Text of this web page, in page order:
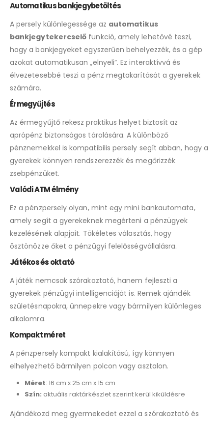
Automatikus bankjegybetöltés
A persely különlegessége az automatikus
bankjegytekercselő funkció, amely lehetővé teszi,
hogy a bankjegyeket egyszerűen behelyezzék, és a gép
azokat automatikusan „elnyeli”. Ez interaktívvá és
élvezetesebbé teszi a pénz megtakarítását a gyerekek
számára.
Érmegyűjtés
Az érmegyűjtő rekesz praktikus helyet biztosít az
aprópénz biztonságos tárolására. A különböző
pénznemekkel is kompatibilis persely segít abban, hogy a
gyerekek könnyen rendszerezzék és megőrizzék
zsebpénzüket.
Valódi ATM élmény
Ez a pénzpersely olyan, mint egy mini bankautomata,
amely segít a gyerekeknek megérteni a pénzügyek
kezelésének alapjait. Tökéletes választás, hogy
ösztönözze őket a pénzügyi felelősségvállalásra.
Játékos és oktató
A játék nemcsak szórakoztató, hanem fejleszti a
gyerekek pénzügyi intelligenciáját is. Remek ajándék
születésnapokra, ünnepekre vagy bármilyen különleges
alkalomra.
Kompakt méret
A pénzpersely kompakt kialakítású, így könnyen
elhelyezhető bármilyen polcon vagy asztalon.
Méret: 16 cm x 25 cm x 15 cm
Szín: aktuális raktárkészlet szerint kerül kiküldésre
Ajándékozd meg gyermekedet ezzel a szórakoztató és